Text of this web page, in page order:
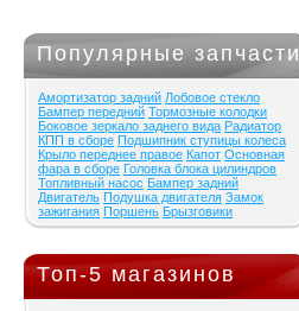
Популярные запчасти
Амортизатор задний Лобовое стекло
Бампер передний Тормозные колодки
Боковое зеркало заднего вида Радиатор
КПП в сборе Подшипник ступицы колеса
Крыло переднее правое Капот Основная
фара в сборе Головка блока цилиндров
Топливный насос Бампер задний
Двигатель Подушка двигателя Замок
зажигания Поршень Брызговики
Топ-5 магазинов